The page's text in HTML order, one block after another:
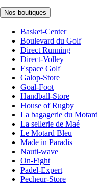
Nos boutiques
Basket-Center
Boulevard du Golf
Direct Running
Direct-Volley
Espace Golf
Galop-Store
Goal-Foot
Handball-Store
House of Rugby
La bagagerie du Motard
La sellerie de Maé
Le Motard Bleu
Made in Paradis
Nauti-wave
On-Fight
Padel-Expert
Pecheur-Store